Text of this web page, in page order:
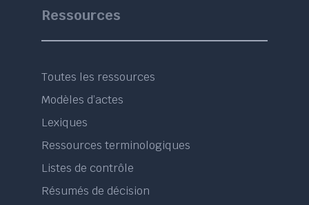
Ressources
Toutes les ressources
Modèles d’actes
Lexiques
Ressources terminologiques
Listes de contrôle
Résumés de décision